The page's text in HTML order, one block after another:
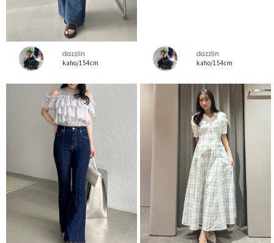
dazzlin
kaho/154cm
dazzlin
kaho/154cm